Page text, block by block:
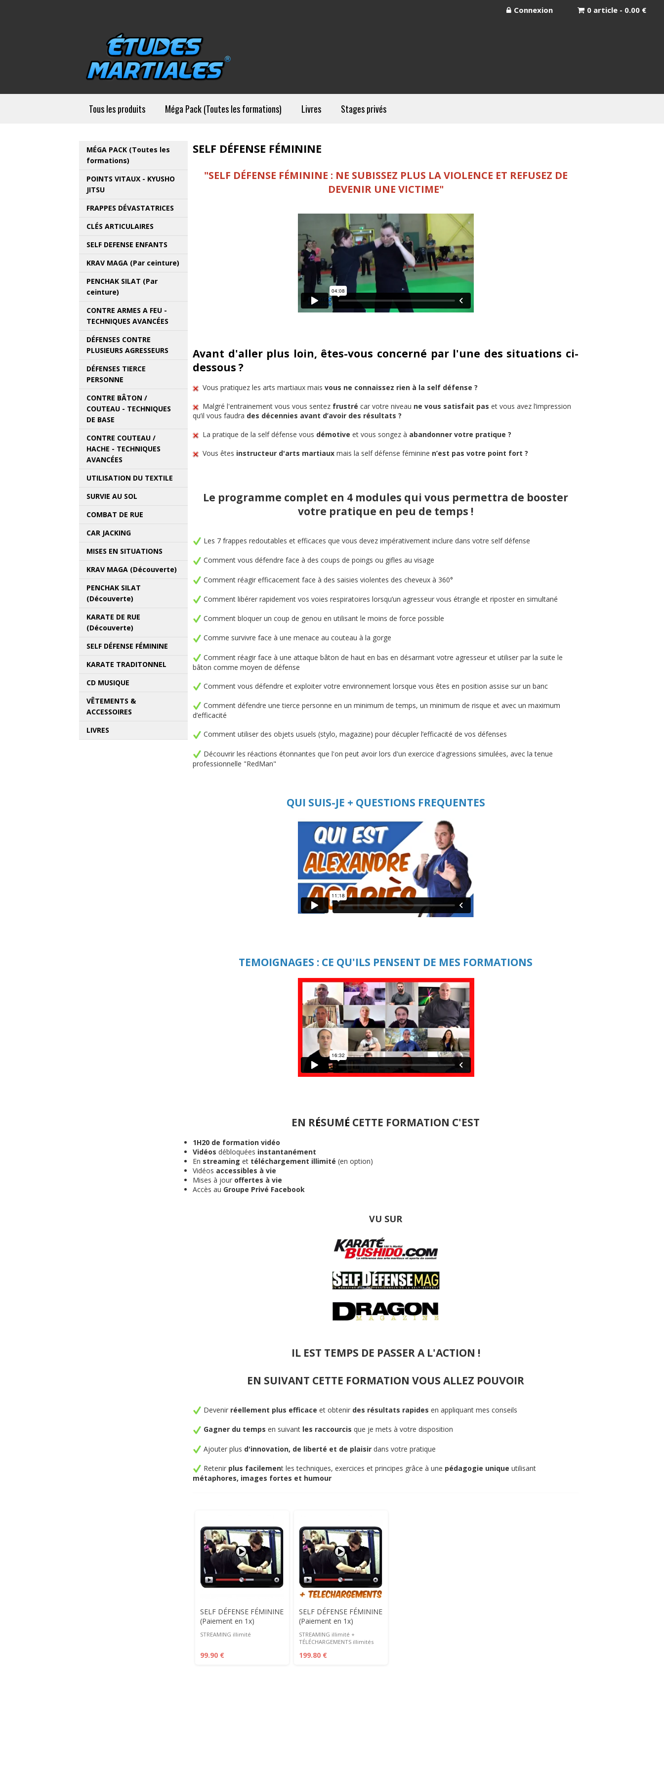
Connexion 0 article - 0.00 €
Tous les produits Méga Pack (Toutes les formations) Livres Stages privés
MÉGA PACK (Toutes les
formations)
POINTS VITAUX - KYUSHO
JITSU
FRAPPES DÉVASTATRICES
CLÉS ARTICULAIRES
SELF DEFENSE ENFANTS
KRAV MAGA (Par ceinture)
PENCHAK SILAT (Par
ceinture)
CONTRE ARMES A FEU -
TECHNIQUES AVANCÉES
DÉFENSES CONTRE
PLUSIEURS AGRESSEURS
DÉFENSES TIERCE
PERSONNE
CONTRE BÂTON /
COUTEAU - TECHNIQUES
DE BASE
CONTRE COUTEAU /
HACHE - TECHNIQUES
AVANCÉES
UTILISATION DU TEXTILE
SURVIE AU SOL
COMBAT DE RUE
CAR JACKING
MISES EN SITUATIONS
KRAV MAGA (Découverte)
PENCHAK SILAT
(Découverte)
KARATE DE RUE
(Découverte)
SELF DÉFENSE FÉMININE
KARATE TRADITONNEL
CD MUSIQUE
VÊTEMENTS &
ACCESSOIRES
LIVRES
SELF DÉFENSE FÉMININE
"SELF DÉFENSE FÉMININE : NE SUBISSEZ PLUS LA VIOLENCE ET REFUSEZ DE
DEVENIR UNE VICTIME"
Avant d'aller plus loin, êtes-vous concerné par l'une des situations ci-
dessous ?
Vous pratiquez les arts martiaux mais vous ne connaissez rien à la self défense ?
Malgré l'entrainement vous vous sentez frustré car votre niveau ne vous satisfait pas et vous avez l’impression
qu’il vous faudra des décennies avant d’avoir des résultats ?
La pratique de la self défense vous démotive et vous songez à abandonner votre pratique ?
Vous êtes instructeur d'arts martiaux mais la self défense féminine n’est pas votre point fort ?
Le programme complet en 4 modules qui vous permettra de booster
votre pratique en peu de temps !
Les 7 frappes redoutables et efficaces que vous devez impérativement inclure dans votre self défense
Comment vous défendre face à des coups de poings ou gifles au visage
Comment réagir efficacement face à des saisies violentes des cheveux à 360°
Comment libérer rapidement vos voies respiratoires lorsqu’un agresseur vous étrangle et riposter en simultané
Comment bloquer un coup de genou en utilisant le moins de force possible
Comme survivre face à une menace au couteau à la gorge
Comment réagir face à une attaque bâton de haut en bas en désarmant votre agresseur et utiliser par la suite le
bâton comme moyen de défense
Comment vous défendre et exploiter votre environnement lorsque vous êtes en position assise sur un banc
Comment défendre une tierce personne en un minimum de temps, un minimum de risque et avec un maximum
d’efficacité
Comment utiliser des objets usuels (stylo, magazine) pour décupler l’efficacité de vos défenses
Découvrir les réactions étonnantes que l'on peut avoir lors d'un exercice d'agressions simulées, avec la tenue
professionnelle "RedMan"
QUI SUIS-JE + QUESTIONS FREQUENTES
TEMOIGNAGES : CE QU'ILS PENSENT DE MES FORMATIONS
EN RÉSUMÉ CETTE FORMATION C'EST
1H20 de formation vidéo
Vidéos débloquées instantanément
En streaming et téléchargement illimité (en option)
Vidéos accessibles à vie
Mises à jour offertes à vie
Accès au Groupe Privé Facebook
VU SUR
IL EST TEMPS DE PASSER A L'ACTION !
EN SUIVANT CETTE FORMATION VOUS ALLEZ POUVOIR
Devenir réellement plus efficace et obtenir des résultats rapides en appliquant mes conseils
Gagner du temps en suivant les raccourcis que je mets à votre disposition
Ajouter plus d'innovation, de liberté et de plaisir dans votre pratique
Retenir plus facilement les techniques, exercices et principes grâce à une pédagogie unique utilisant
métaphores, images fortes et humour
SELF DÉFENSE FÉMININE
(Paiement en 1x)
STREAMING illimité
99.90 €
SELF DÉFENSE FÉMININE
(Paiement en 1x)
STREAMING illimité +
TÉLÉCHARGEMENTS illimités
199.80 €